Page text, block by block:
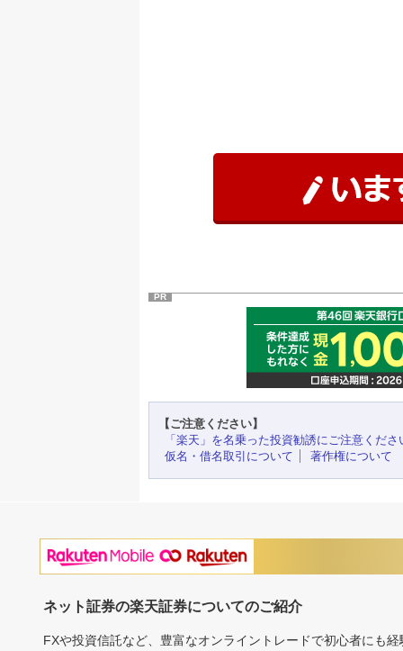
PR
【ご注意ください】
「楽天」を名乗った投資勧誘にご注意くださ
仮名・借名取引について
著作権について
ネット証券の楽天証券についてのご紹介
FXや投資信託など、豊富なオンライントレードで初心者にも